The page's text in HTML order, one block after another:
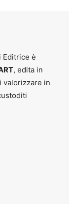
Editrice è
, edita in
valorizzare in